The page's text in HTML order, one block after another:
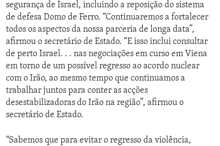
segurança de Israel, incluindo a reposição do sistema
de defesa Domo de Ferro. “Continuaremos a fortalecer
todos os aspectos da nossa parceria de longa data”,
afirmou o secretário de Estado. “E isso inclui consultar
de perto Israel. . . nas negociações em curso em Viena
em torno de um possível regresso ao acordo nuclear
com o Irão, ao mesmo tempo que continuamos a
trabalhar juntos para conter as acções
desestabilizadoras do Irão na região”, afirmou o
secretário de Estado.
“Sabemos que para evitar o regresso da violência,